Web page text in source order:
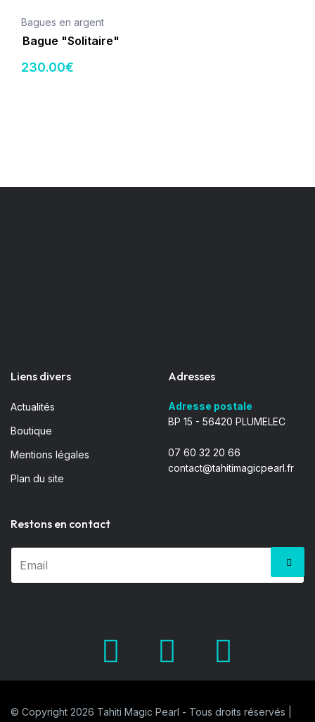
Bagues en argent
Bague "Solitaire"
230.00€
Liens divers
Actualités
Boutique
Mentions légales
Plan du site
Adresses
Adresse postale
BP 15 - 56420 PLUMELEC
07 60 32 20 66
contact@tahitimagicpearl.fr
Restons en contact
Facebook
X.com
© Copyright 2026 Tahiti Magic Pearl - Tous droits réservés |